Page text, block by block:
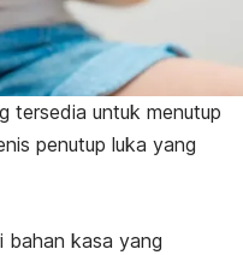
tersedia untuk menutup
penutup luka yang
bahan kasa yang